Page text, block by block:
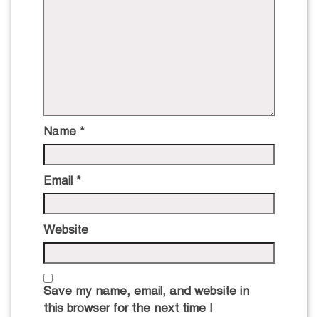
Name *
Email *
Website
Save my name, email, and website in
this browser for the next time I